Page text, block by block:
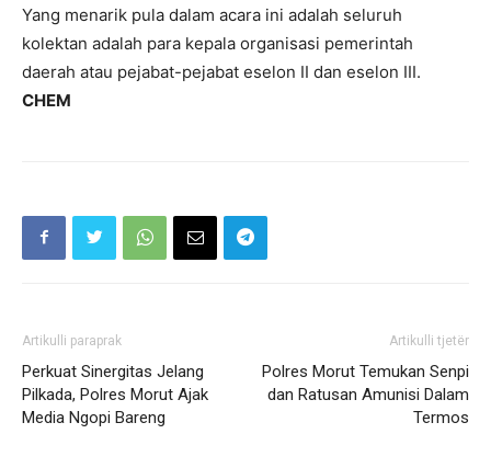
Yang menarik pula dalam acara ini adalah seluruh
kolektan adalah para kepala organisasi pemerintah
daerah atau pejabat-pejabat eselon II dan eselon III.
CHEM
Artikulli paraprak
Perkuat Sinergitas Jelang
Pilkada, Polres Morut Ajak
Media Ngopi Bareng
Artikulli tjetër
Polres Morut Temukan Senpi
dan Ratusan Amunisi Dalam
Termos